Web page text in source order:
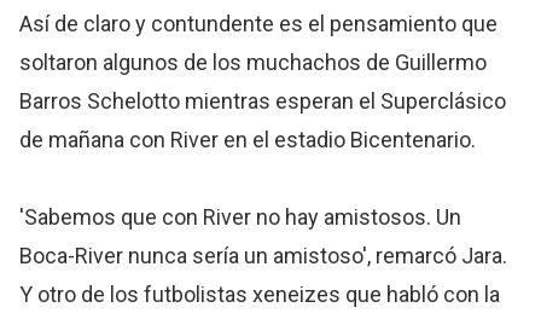
Así de claro y contundente es el pensamiento que
soltaron algunos de los muchachos de Guillermo
Barros Schelotto mientras esperan el Superclásico
de mañana con River en el estadio Bicentenario.
'Sabemos que con River no hay amistosos. Un
Boca-River nunca sería un amistoso', remarcó Jara.
Y otro de los futbolistas xeneizes que habló con la